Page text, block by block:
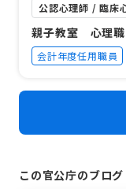
公認心理師 / 臨床
親子教室 心理職
会計年度任用職員
この官公庁のブログ